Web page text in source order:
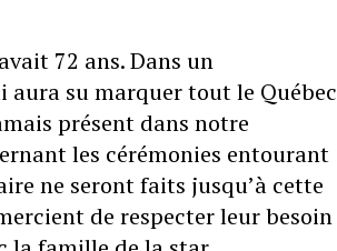
72 ans. Dans un
aura su marquer tout le Québec
présent dans notre
les cérémonies entourant
ne seront faits jusqu’à cette
de respecter leur besoin